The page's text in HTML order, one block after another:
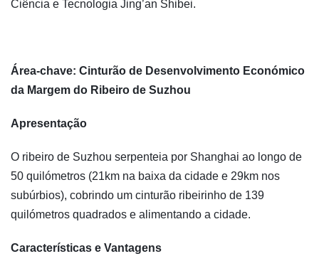
Ciência e Tecnologia Jing’an Shibei.
Área-chave: Cinturão de Desenvolvimento Económico
da Margem do Ribeiro de Suzhou
Apresentação
O ribeiro de Suzhou serpenteia por Shanghai ao longo de
50 quilómetros (21km na baixa da cidade e 29km nos
subúrbios), cobrindo um cinturão ribeirinho de 139
quilómetros quadrados e alimentando a cidade.
Características e Vantagens